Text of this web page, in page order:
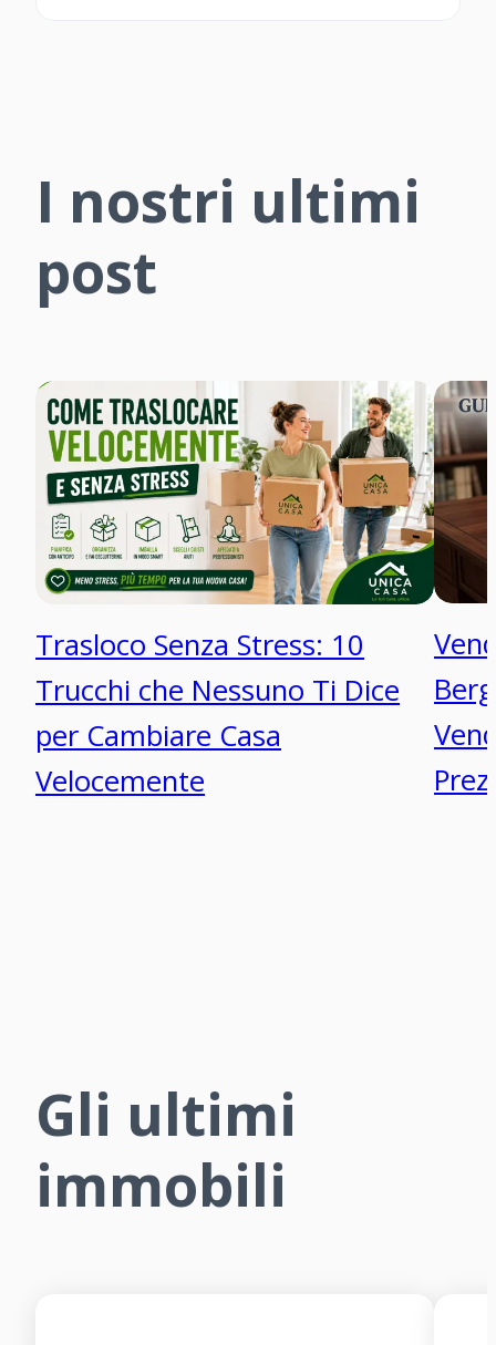
I nostri ultimi
post
Trasloco Senza Stress: 10
Trucchi che Nessuno Ti Dice
per Cambiare Casa
Velocemente
Gli ultimi
immobili